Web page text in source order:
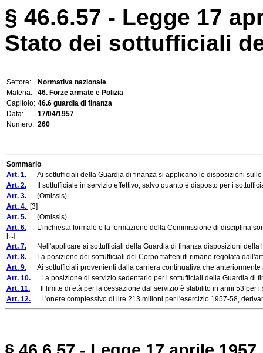
§ 46.6.57 - Legge 17
Stato dei sottufficiali
Settore:
Normativa nazionale
Materia:
46. Forze armate e Polizia
Capitolo: 46.6 guardia di finanza
Data:
17/04/1957
Numero: 260
Sommario
Art. 1. Ai sottufficiali della Guardia di finanza si applicano le disposizioni
Art. 2. Il sottufficiale in servizio effettivo, salvo quanto è disposto per i
Art. 3. (Omissis)
Art. 4. [3]
Art. 5. (Omissis)
Art. 6. L'inchiesta formale e la formazione della Commissione di disciplina
[...]
Art. 7. Nell'applicare ai sottufficiali della Guardia di finanza disposizioni della
Art. 8. La posizione dei sottufficiali del Corpo trattenuti rimane regolata
Art. 9. Ai sottufficiali provenienti dalla carriera continuativa che
Art. 10. La posizione di servizio sedentario per i sottufficiali della Guardia di
Art. 11. Il limite di età per la cessazione dal servizio è stabilito in anni 53 per
Art. 12. L'onere complessivo di lire 213 milioni per l'esercizio 1957-58,